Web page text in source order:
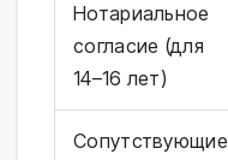
Нотариальное
согласие (для
14–16 лет)
Сопутствующие